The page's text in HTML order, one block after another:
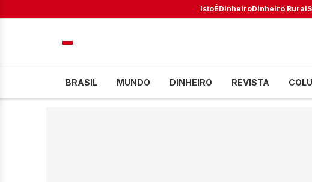
IstoÉDinheiroDinheiro Rural
BRASIL MUNDO DINHEIRO REVISTA